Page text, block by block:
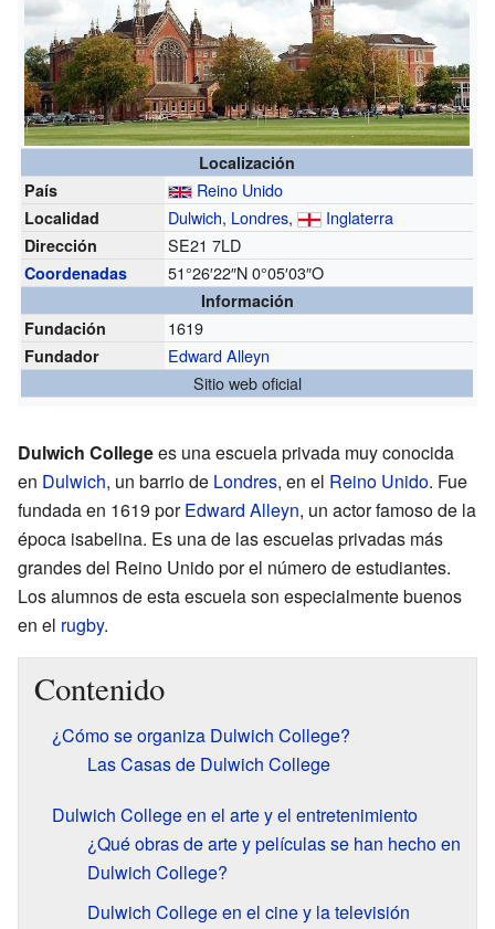
Localización
País
Reino Unido
Localidad Dulwich, Londres, Inglaterra
Dirección SE21 7LD
Coordenadas 51°26′22″N0°05′03″O
Información
Fundación
1619
Fundador
Edward Alleyn
Sitio web oficial
Dulwich Collegees una escuela privada muy conocida
en Dulwich, un barrio de Londres, en el Reino Unido. Fue
fundada en 1619 porEdward Alleyn, un actor famoso de la
época isabelina. Es una de las escuelas privadas más
grandes del Reino Unido por el número de estudiantes.
Los alumnos de esta escuela son especialmente buenos
en el rugby.
Contenido
¿Cómo se organiza Dulwich College?
Las Casas de Dulwich College
Dulwich College en el arte y el entretenimiento
¿Qué obras de arte y películas se han hecho en
Dulwich College?
Dulwich College en el cine y la televisión